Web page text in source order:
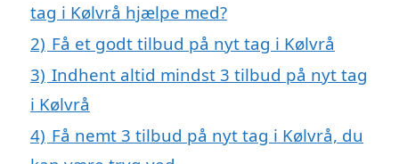
tag i Kølvrå hjælpe med?
2) Få et godt tilbud på nyt tag i Kølvrå
3) Indhent altid mindst 3 tilbud på nyt tag
i Kølvrå
4) Få nemt 3 tilbud på nyt tag i Kølvrå, du